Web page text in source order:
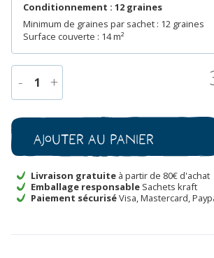
Conditionnement : 12 graines
Minimum de graines par sachet : 12 graines
Surface couverte : 14 m²
- 1 +
de
Courge
Lemon
Ajouter au panier
Livraison gratuite à partir de 80€ d'achat
Emballage responsable Sachets kraft
Paiement sécuriséVisa, Mastercard,